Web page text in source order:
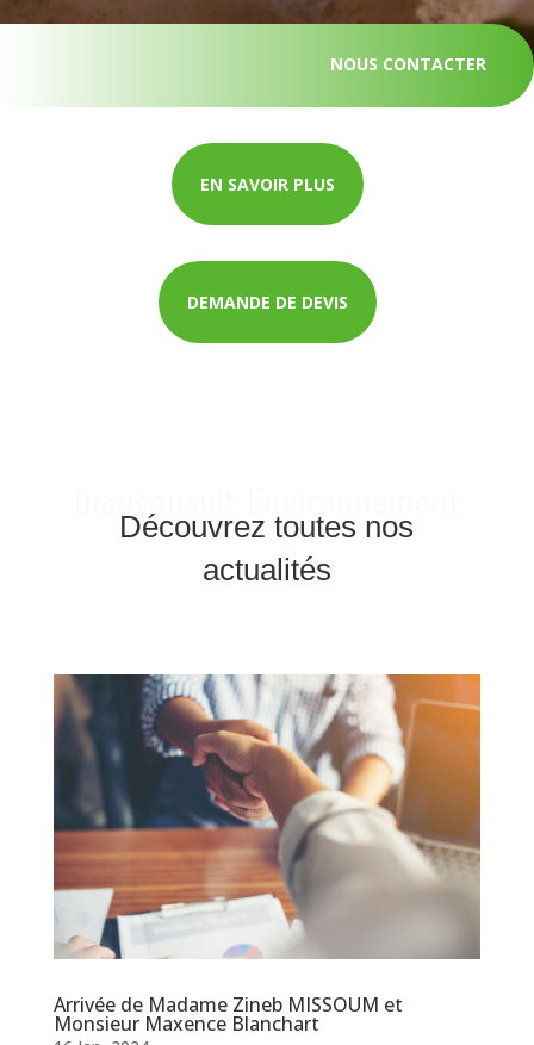
NOUS CONTACTER
EN SAVOIR PLUS
DEMANDE DE DEVIS
Découvrez toutes nos
actualités
Arrivée de Madame Zineb MISSOUM et
Monsieur Maxence Blanchart